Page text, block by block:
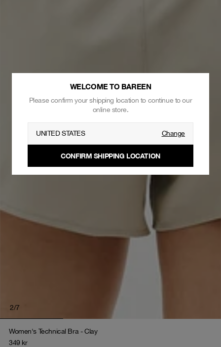
2/7
Women's Technical Bra - Clay
349 kr
WELCOME TO BAREEN
Please confirm your shipping location to continue to our
online store.
UNITED STATES Change
CONFIRM SHIPPING LOCATION